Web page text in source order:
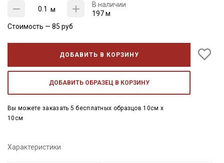
м
В наличии
197 м
Стоимость — 85 руб
ДОБАВИТЬ В КОРЗИНУ
ДОБАВИТЬ ОБРАЗЕЦ В КОРЗИНУ
Вы можете заказать 5 бесплатных образцов 10см x
10см
Характеристики